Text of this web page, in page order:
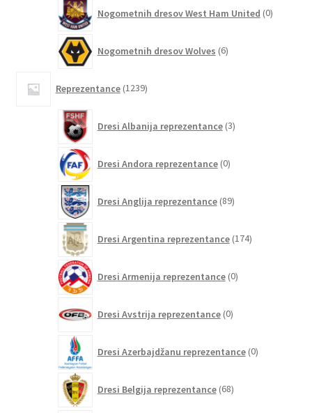
Nogometnih dresov West Ham United 0izdelkov
Nogometnih dresov Wolves 6izdelkov
Reprezentance 1239izdelkov
Dresi Albanija reprezentance 3izdelki
Dresi Andora reprezentance 0izdelkov
Dresi Anglija reprezentance 89izdelkov
Dresi Argentina reprezentance 174izdelkov
Dresi Armenija reprezentance 0izdelkov
Dresi Avstrija reprezentance 0izdelkov
Dresi Azerbajdžanu reprezentance 0izdelkov
Dresi Belgija reprezentance 68izdelkov